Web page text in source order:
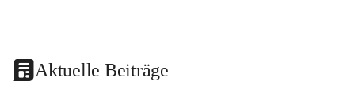
Aktuelle Beiträge